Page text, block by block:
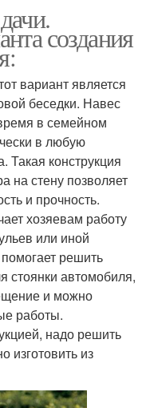
создания
вариант является
беседки. Навес
в семейном
в любую
Такая конструкция
на стену позволяет
и прочность.
хозяевам работу
или иной
решить
стоянки автомобиля,
и можно
работы.
надо решить
изготовить из